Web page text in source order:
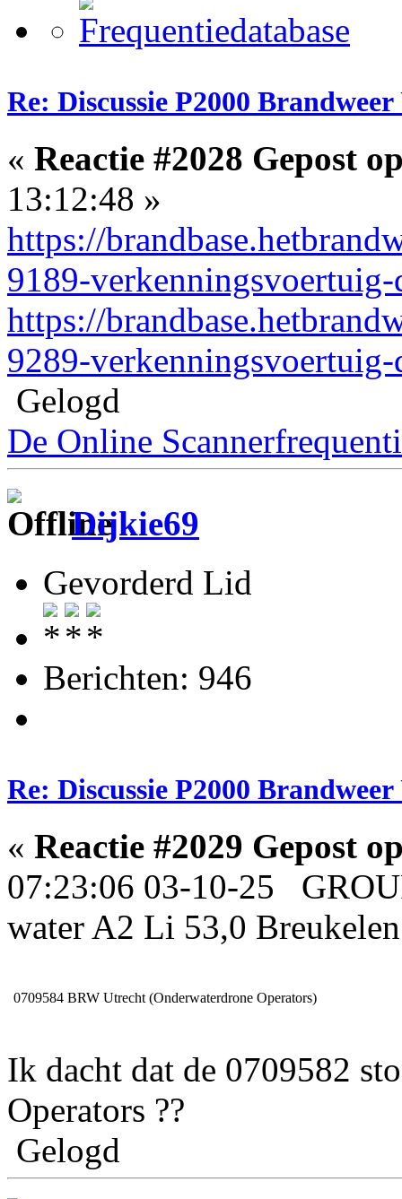
Re: Discussie P2000
« Reactie #2028 Gepost
13:12:48 »
https://
9189-verkenningsvoertuig-
https://
9289-verkenningsvoertuig-
Gelogd
De Online
Dijkie69
Gevorderd Lid
Berichten: 946
Re: Discussie P2000
« Reactie #2029 Gepost
07:23:06 03-10-25
water A2 Li 53,0
0709584 BRW Utrecht (Onderwaterdrone Operators)
Ik dacht dat de 0709582
Operators ??
Gelogd